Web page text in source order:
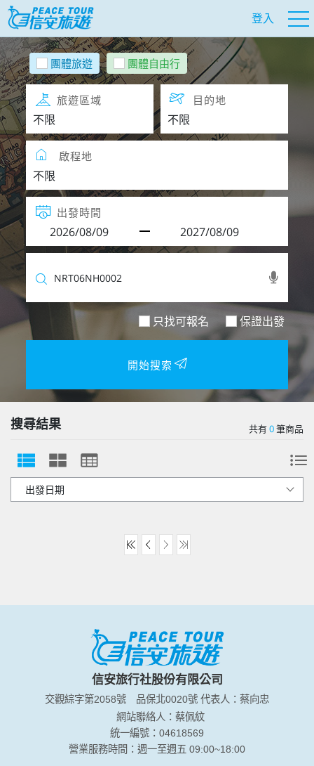
登入
團體旅遊 團體自由行
旅遊區域 目的地
啟程地
出發時間
只找可報名 保證出發
開始搜索
搜尋結果 共有0筆商品
信安旅行社股份有限公司
交觀綜字第2058號 品保北0020號 代表人：蔡向忠
網站聯絡人：蔡佩紋
統一編號：04618569
營業服務時間：週一至週五 09:00~18:00